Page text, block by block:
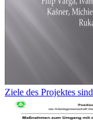
Ziele des Projektes sind